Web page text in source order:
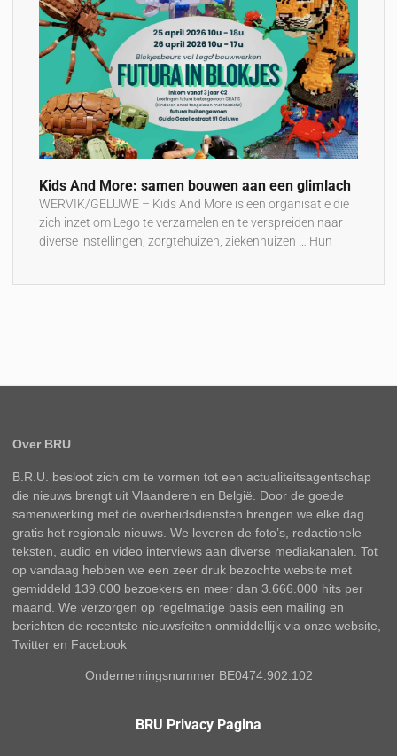
Kids And More: samen bouwen aan een glimlach
WERVIK/GELUWE – Kids And More is een organisatie die
zich inzet om Lego te verzamelen en te verspreiden naar
diverse instellingen, zorgtehuizen, ziekenhuizen … Hun
Over BRU
B.R.U. besloot zich om te vormen tot een actualiteitsagentschap
die nieuws brengt uit Vlaanderen en België. Door de goede
samenwerking met de overheidsdiensten brengen we elke dag
gratis het regionale nieuws. We leveren de foto’s, redactionele
teksten, audio en video interviews aan diverse mediakanalen. Tot
op vandaag hebben we een zeer druk bezochte website met
gemiddeld 139.000 bezoekers en meer dan 3.666.000 hits per
maand. We verzorgen op regelmatige basis een mailing en
berichten de recentste nieuwsfeiten onmiddellijk via onze website,
Twitter en Facebook
Ondernemingsnummer BE0474.902.102
BRU Privacy Pagina